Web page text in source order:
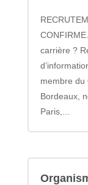
carrière ?
membre du
Bordeaux,
Paris,...